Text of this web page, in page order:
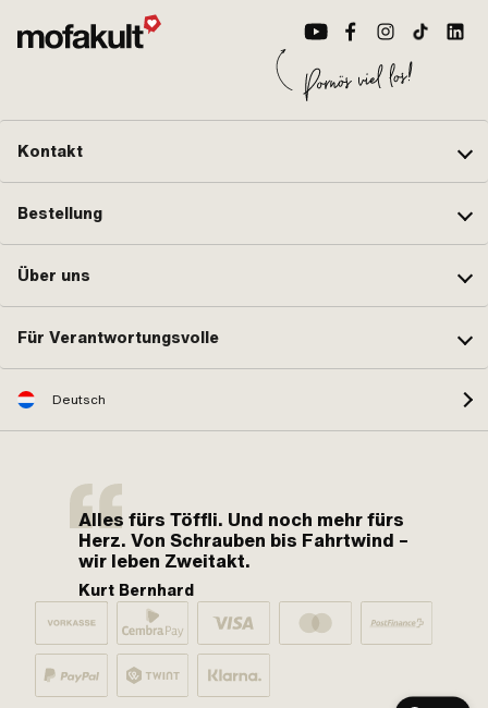
Standard
Kontakt
Bestellung
Über uns
Für Verantwortungsvolle
Deutsch
Alles fürs Töffli. Und noch mehr fürs
Herz. Von Schrauben bis Fahrtwind –
wir leben Zweitakt.
Kurt Bernhard